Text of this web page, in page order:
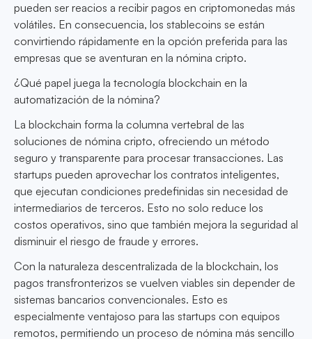
pueden ser reacios a recibir pagos en criptomonedas más
volátiles. En consecuencia, los stablecoins se están
convirtiendo rápidamente en la opción preferida para las
empresas que se aventuran en la nómina cripto.
¿Qué papel juega la tecnología blockchain en la
automatización de la nómina?
La blockchain forma la columna vertebral de las
soluciones de nómina cripto, ofreciendo un método
seguro y transparente para procesar transacciones. Las
startups pueden aprovechar los contratos inteligentes,
que ejecutan condiciones predefinidas sin necesidad de
intermediarios de terceros. Esto no solo reduce los
costos operativos, sino que también mejora la seguridad al
disminuir el riesgo de fraude y errores.
Con la naturaleza descentralizada de la blockchain, los
pagos transfronterizos se vuelven viables sin depender de
sistemas bancarios convencionales. Esto es
especialmente ventajoso para las startups con equipos
remotos, permitiendo un proceso de nómina más sencillo